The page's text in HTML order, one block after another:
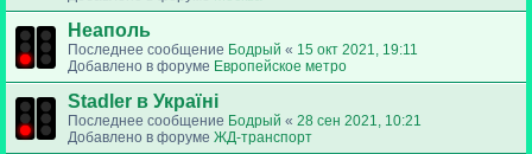
Неаполь
Последнее сообщение Бодрый « 15 окт 2021, 19:11
Добавлено в форуме Европейское метро
Stadler в Україні
Последнее сообщение Бодрый « 28 сен 2021, 10:21
Добавлено в форуме ЖД-транспорт